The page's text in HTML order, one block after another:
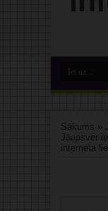
Sākums »
Jāapsver
interneta